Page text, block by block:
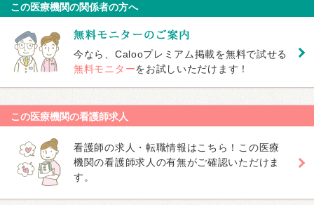
この医療機関の関係者の方へ
今なら、Calooプレミアム掲載を無料で試せる
無料モニターをお試しいただけます！
この医療機関の看護師求人
看護師の求人・転職情報はこちら！この医療
機関の看護師求人の有無がご確認いただけま
す。